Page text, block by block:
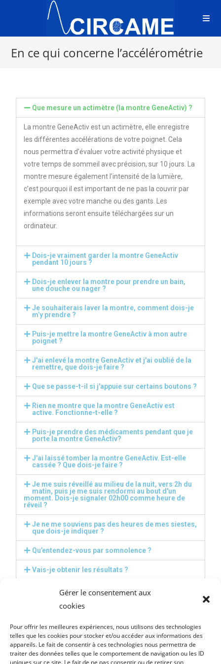
Gérer le consentement aux
cookies
Pour offrir les meilleures expériences, nous utilisons des technologies
telles que les cookies pour stocker et/ou accéder aux informations des
appareils. Le fait de consentir à ces technologies nous permettra de
traiter des données telles que le comportement de navigation ou les ID
uniques sur ce site. Le fait de ne pas consentir ou de retirer son
En ce qui concerne l’accélérométrie
Que mesure un actimètre (la montre GeneActiv) ?
La montre GeneActiv est un actimètre, elle enregistre
les différentes accélérations de votre poignet. Cela
nous permettra d’évaluer votre activité physique et
votre temps de sommeil avec précision, sur 10 jours. La
montre mesure également l’intensité de la lumière,
c’est pourquoi il est important de ne pas la couvrir par
exemple avec votre manche ou des gants. Les
informations seront ensuite téléchargées sur un
ordinateur.
Dois-je vraiment garder la montre GeneActiv
pendant 10 jours ?
Dois-je enlever la montre pour prendre un bain,
une douche ou nager ?
Je souhaiterais laver la montre, comment dois-je
m’y prendre ?
Puis-je mettre la montre GeneActiv à mon autre
poignet ?
J'ai enlevé la montre GeneActiv et j'ai oublié de la
remettre, que dois-je faire ?
Que se passe-t-il si j'appuie sur certains boutons ?
Rien ne montre que la montre GeneActiv est
active. Fonctionne-t-elle ?
Puis-je prendre des médicaments pendant que je
porte la montre GeneActiv?
J'ai laissé tomber la montre GeneActiv. Est-elle
cassée ? Que dois-je faire ?
Je me suis réveillé au milieu de la nuit, vers 2h du
matin, puis je me suis rendormi au bout d'un
moment. Dois-je signaler 02h00 comme heure de
réveil ?
Je ne me souviens pas des heures de mes siestes,
que dois-je indiquer ?
Qu’entendez-vous par somnolence ?
Vais-je obtenir les résultats ?
J'ai perdu la montre GeneActiv. Que dois-je faire?
La montre GeneActiv pourrait-t-elle être
J’ai perdu l'enveloppe postale prévue pour le
renvoi de la montre GenActiv, que dois-je faire?
J’ai perdu le questionnaire journalier de sommeil,